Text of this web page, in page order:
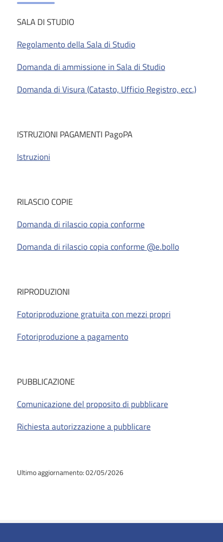
SALA DI STUDIO
Regolamento della Sala di Studio
Domanda di ammissione in Sala di Studio
Domanda di Visura (Catasto, Ufficio Registro, ecc.)
ISTRUZIONI PAGAMENTI PagoPA
Istruzioni
RILASCIO COPIE
Domanda di rilascio copia conforme
Domanda di rilascio copia conforme @e.bollo
RIPRODUZIONI
Fotoriproduzione gratuita con mezzi propri
Fotoriproduzione a pagamento
PUBBLICAZIONE
Comunicazione del proposito di pubblicare
Richiesta autorizzazione a pubblicare
Ultimo aggiornamento: 02/05/2026